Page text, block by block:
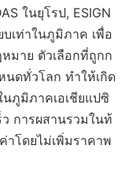
ในยุโรป, ESIGN
เท่าในภูมิภาค เพื่อ
มาย ตัวเลือกที่ถูกก
ดทั่วโลก ทำให้เกิด
นภูมิภาคเอเชียแปซิ
การผสานรวมในท้
าโดยไม่เพิ่มราคาพ